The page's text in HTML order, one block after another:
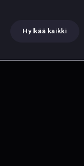
Hylkää kaikki